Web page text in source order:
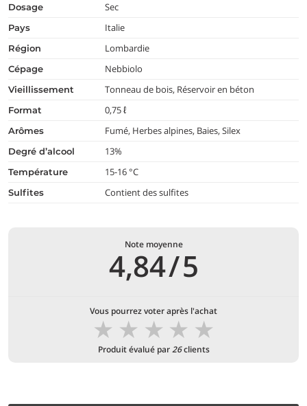
dosage Sec
pays Italie
région Lombardie
cépage Nebbiolo
vieillissement Tonneau de bois, Réservoir en béton
format 0,75 ℓ
arômes Fumé, Herbes alpines, Baies, Silex
degré d’alcool 13%
température 15-16 °C
Sulfites Contient des sulfites
Note moyenne
4,84/5
Vous pourrez voter après l'achat
★
★
★
★
★
Produit évalué par26clients